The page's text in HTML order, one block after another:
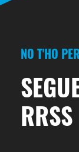
NO T'HO
RRSS